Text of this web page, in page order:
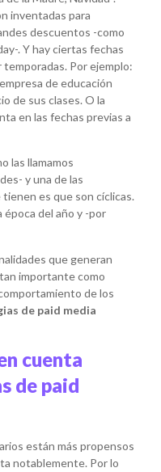
inventadas para
descuentos -como
. Y hay ciertas fechas
Por ejemplo:
de educación
de sus clases. O la
en las fechas previas a
las llamamos
y una de las
es que son cíclicas.
época del año y -por
que generan
importante como
de los
de paid media
cuenta
de paid
están más propensos
notablemente. Por lo